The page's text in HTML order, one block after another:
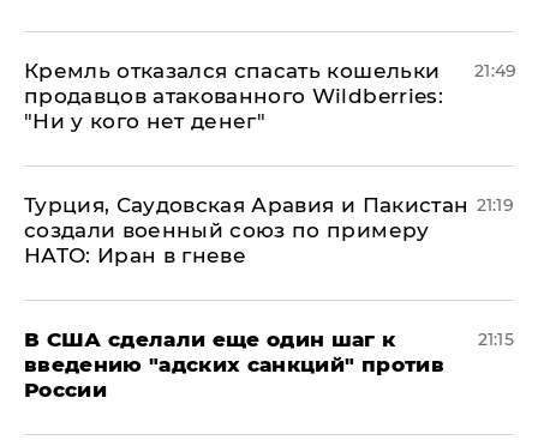
Кремль отказался спасать кошельки
продавцов атакованного Wildberries:
"Ни у кого нет денег"
21:49
Турция, Саудовская Аравия и Пакистан
создали военный союз по примеру
НАТО: Иран в гневе
21:19
В США сделали еще один шаг к
введению "адских санкций" против
России
21:15